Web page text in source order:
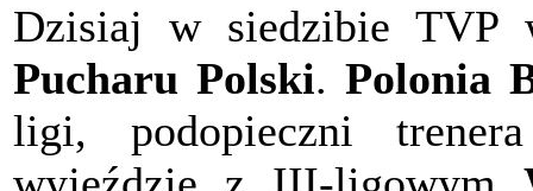
Dzisiaj w siedzibie TVP
Pucharu Polski.Polonia
ligi, podopieczni